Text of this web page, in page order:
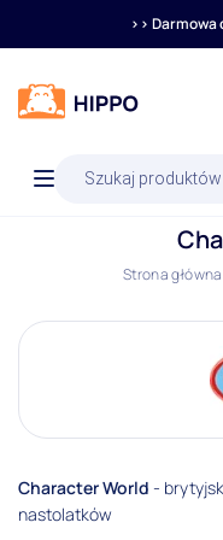
>> Darmowa
produktów
Strona główna
Character World -
nastolatków